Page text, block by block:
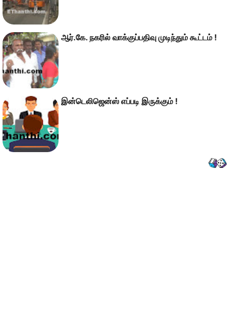
ஆர்.கே. நகரில் வாக்குப்பதிவு முடிந்தும் கூட்டம் !
இன்டெலிஜென்ஸ் எப்படி இருக்கும் !